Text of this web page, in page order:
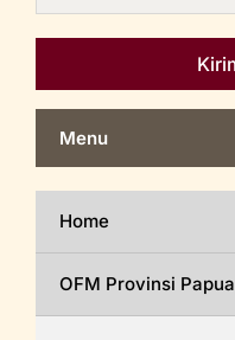
Menu
Home
OFM Provinsi Papua